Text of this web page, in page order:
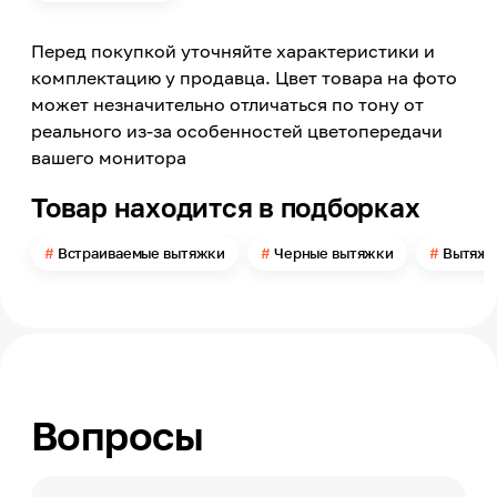
Режимы вытяжки
Отвод и циркуляция
Вид фильтра вытяжки
Жироулавливающий, Угольный
Количество жиропоглощающих фильтров
Угольные фильтры в комплекте
Тип угольного фильтра
Материал корпуса
Металл
Перед покупкой уточняйте характеристики и
комплектацию у продавца. Цвет товара на фото
может незначительно отличаться по тону от
реального из-за особенностей цветопередачи
вашего монитора
Товар находится в подборках
Встраиваемые вытяжки Черные вытяжки
Вопросы